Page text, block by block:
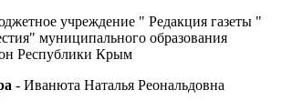
учреждение " Редакция газеты "
муниципального образования
Республики Крым
- Иванюта Наталья Реональдовна